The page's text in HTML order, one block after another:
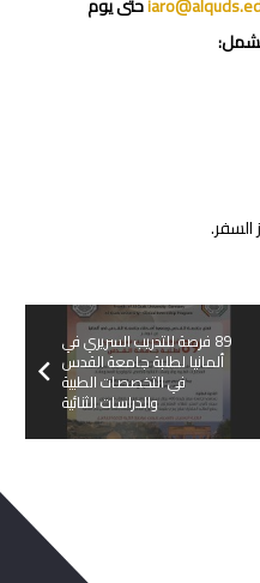
89 فرصة للتدريب السريري في
ألمانيا لطلبة جامعة القدس
في التخصصات الطبية
والدراسات الثنائية